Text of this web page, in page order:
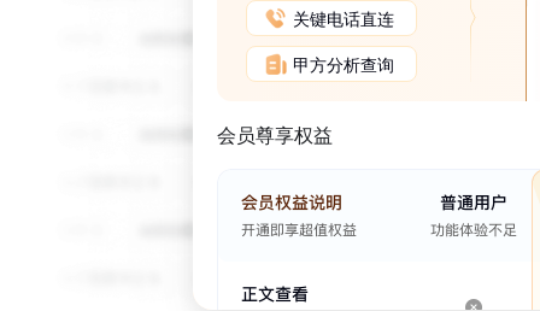
关键电话直连
甲方分析查询
会员尊享权益